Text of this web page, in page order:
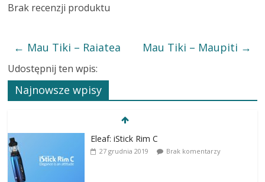
Brak recenzji produktu
← Mau Tiki – Raiatea Mau Tiki – Maupiti →
Udostępnij ten wpis:
Najnowsze wpisy
Eleaf: iStick Rim C
27 grudnia 2019 Brak komentarzy